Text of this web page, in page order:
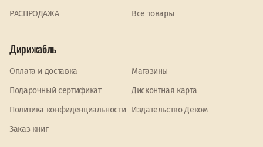
PАСПРОДАЖА
Все товары
Дирижабль
Оплата и доставка
Магазины
Подарочный сертификат
Дисконтная карта
Политика конфиденциальности
Издательство Деком
Заказ книг